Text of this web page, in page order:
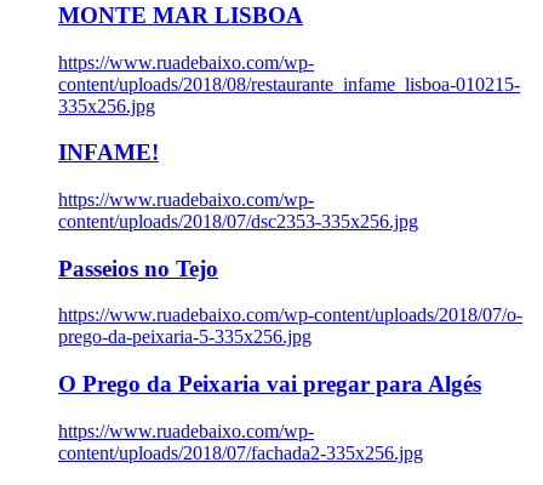
MONTE MAR LISBOA
https://www.ruadebaixo.com/wp-
content/uploads/2018/08/restaurante_infame_lisboa-010215-
335x256.jpg
INFAME!
https://www.ruadebaixo.com/wp-
content/uploads/2018/07/dsc2353-335x256.jpg
Passeios no Tejo
https://www.ruadebaixo.com/wp-content/uploads/2018/07/o-
prego-da-peixaria-5-335x256.jpg
O Prego da Peixaria vai pregar para Algés
https://www.ruadebaixo.com/wp-
content/uploads/2018/07/fachada2-335x256.jpg